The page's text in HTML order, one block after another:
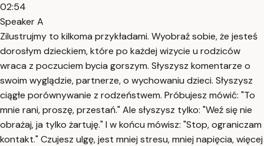
02:54
Speaker A
Zilustrujmy to kilkoma przykładami. Wyobraź sobie, że jesteś
dorosłym dzieckiem, które po każdej wizycie u rodziców
wraca z poczuciem bycia gorszym. Słyszysz komentarze o
swoim wyglądzie, partnerze, o wychowaniu dzieci. Słyszysz
ciągłe porównywanie z rodzeństwem. Próbujesz mówić: "To
mnie rani, proszę, przestań." Ale słyszysz tylko: "Weź się nie
obrażaj, ja tylko żartuję." I w końcu mówisz: "Stop, ograniczam
kontakt." Czujesz ulgę, jest mniej stresu, mniej napięcia, więcej